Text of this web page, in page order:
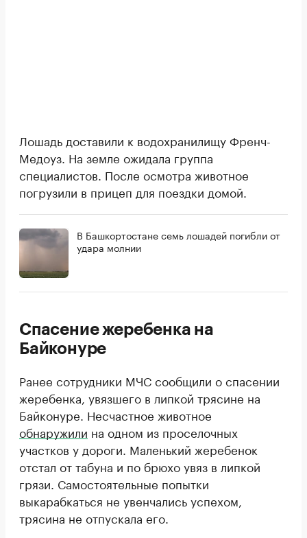
Лошадь доставили к водохранилищу Френч-
Медоуз. На земле ожидала группа
специалистов. После осмотра животное
погрузили в прицеп для поездки домой.
В Башкортостане семь лошадей погибли от
удара молнии
Спасение жеребенка на
Байконуре
Ранее сотрудники МЧС сообщили о спасении
жеребенка, увязшего в липкой трясине на
Байконуре. Несчастное животное
обнаружили на одном из проселочных
участков у дороги. Маленький жеребенок
отстал от табуна и по брюхо увяз в липкой
грязи. Самостоятельные попытки
выкарабкаться не увенчались успехом,
трясина не отпускала его.